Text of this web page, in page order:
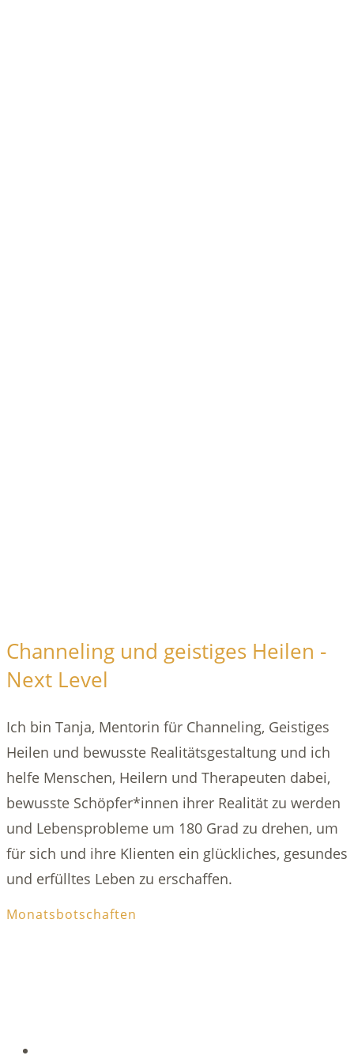
Channeling und geistiges Heilen -
Next Level
Ich bin Tanja, Mentorin für Channeling, Geistiges
Heilen und bewusste Realitätsgestaltung und ich
helfe Menschen, Heilern und Therapeuten dabei,
bewusste Schöpfer*innen ihrer Realität zu werden
und Lebensprobleme um 180 Grad zu drehen, um
für sich und ihre Klienten ein glückliches, gesundes
und erfülltes Leben zu erschaffen.
Monatsbotschaften